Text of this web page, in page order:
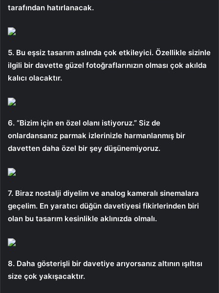
tarafından hatırlanacak.
5. Bu eşsiz tasarım aslında çok etkileyici. Özellikle sizinle
ilgili bir davette güzel fotoğraflarınızın olması çok akılda
kalıcı olacaktır.
6. “Bizim için en özel olanı istiyoruz.” Siz de
onlardansanız parmak izlerinizle harmanlanmış bir
davetten daha özel bir şey düşünemiyoruz.
7. Biraz nostalji diyelim ve analog kameralı sinemalara
geçelim. En yaratıcı düğün davetiyesi fikirlerinden biri
olan bu tasarım kesinlikle aklınızda olmalı.
8. Daha gösterişli bir davetiye arıyorsanız altının ışıltısı
size çok yakışacaktır.